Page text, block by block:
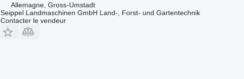
Allemagne, Gross-Umstadt
Seippel Landmaschinen GmbH Land-, Forst- und Gartentechnik
Contacter le vendeur